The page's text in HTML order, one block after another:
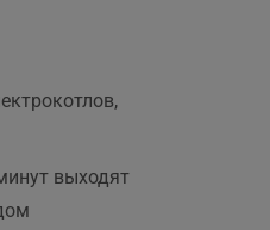
выходят